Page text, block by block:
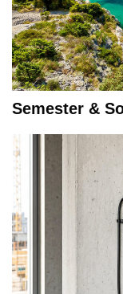
Semester &